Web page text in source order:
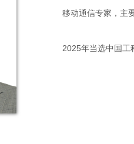
移动通信专家，主要
2025年当选中国工